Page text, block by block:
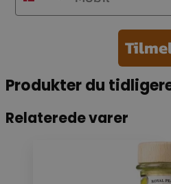
Produkter du
Relaterede varer